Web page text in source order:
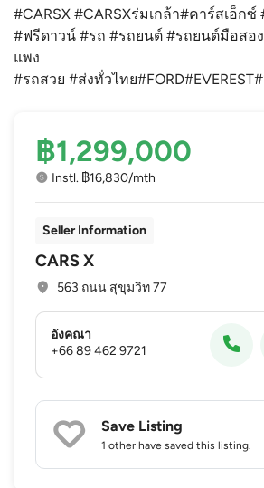
#CARSX #CARSXร่มเกล้า#คาร์สเอ็ก
#ฟรีดาวน์ #รถ #รถยนต์ #รถยนต์มือสอ
แพง
#รถสวย #ส่งทั่วไทย
฿1,299,000
Instl. ฿16,830/mth
Seller Information
CARS X
563 ถนน สุขุมวิท 77
อังคณา
+66 89 462 9721
Save Listing
1 other have saved this listing.